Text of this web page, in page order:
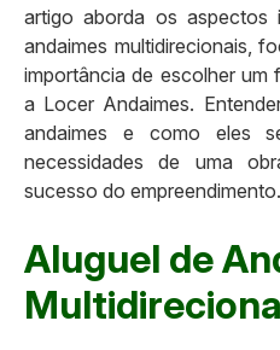
artigo aborda os aspectos
andaimes multidirecionais,
importância de escolher
a Locer Andaimes.
andaimes e como eles
necessidades de uma
sucesso do empreendimento.
Aluguel de